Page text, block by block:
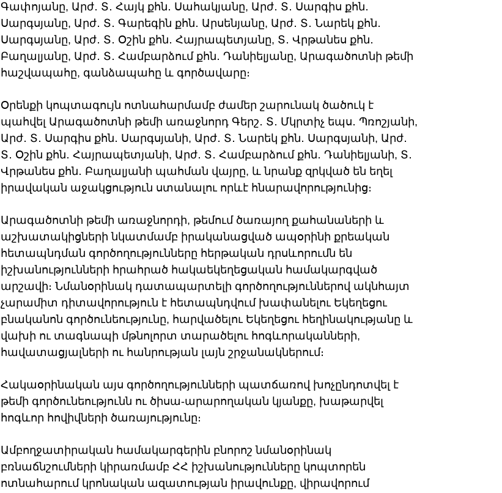
Գափոյանը, Արժ․ Տ․ Հայկ քհն․ Սահակյանը, Արժ․ Տ․ Սարգիս քհն․
Սարգսյանը, Արժ․ Տ․ Գարեգին քհն․ Արսենյանը, Արժ․ Տ․ Նարեկ քհն․
Սարգսյանը, Արժ․ Տ․ Օշին քհն․ Հայրապետյանը, Տ․ Վրթանես քհն․
Բաղալյանը, Արժ․ Տ․ Համբարձում քհն․ Դանիելյանը, Արագածոտնի թեմի
հաշվապահը, գանձապահը և գործավարը։
Օրենքի կոպտագույն ոտնահարմամբ ժամեր շարունակ ծածուկ է
պահվել Արագածոտնի թեմի առաջնորդ Գերշ․ Տ․ Մկրտիչ եպս․ Պռոշյանի,
Արժ․ Տ․ Սարգիս քհն․ Սարգսյանի, Արժ․ Տ․ Նարեկ քհն․ Սարգսյանի, Արժ․
Տ․ Օշին քհն․ Հայրապետյանի, Արժ․ Տ․ Համբարձում քհն․ Դանիելյանի, Տ․
Վրթանես քհն․ Բաղալյանի պահման վայրը, և նրանք զրկված են եղել
իրավական աջակցություն ստանալու որևէ հնարավորությունից։
Արագածոտնի թեմի առաջնորդի, թեմում ծառայող քահանաների և
աշխատակիցների նկատմամբ իրականացված ապօրինի քրեական
հետապնդման գործողությունները հերթական դրսևորումն են
իշխանությունների հրահրած հակաեկեղեցական համակարգված
արշավի։ Նմանօրինակ դատապարտելի գործողություններով ակնհայտ
չարամիտ դիտավորություն է հետապնդվում խափանելու Եկեղեցու
բնականոն գործունեությունը, հարվածելու Եկեղեցու հեղինակությանը և
վախի ու տագնապի մթնոլորտ տարածելու հոգևորականների,
հավատացյալների ու հանրության լայն շրջանակներում։
Հակաօրինական այս գործողությունների պատճառով խոչընդոտվել է
թեմի գործունեությունն ու ծիսա-արարողական կյանքը, խաթարվել
հոգևոր հովիվների ծառայությունը։
Ամբողջատիրական համակարգերին բնորոշ նմանօրինակ
բռնաճնշումների կիրառմամբ ՀՀ իշխանությունները կոպտորեն
ոտնահարում կրոնական ազատության իրավունքը, վիրավորում